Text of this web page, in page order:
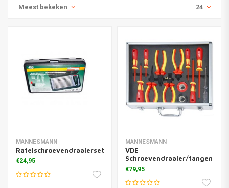
Meest bekeken 24
MANNESMANN
Ratelschroevendraaierset
€24,95
MANNESMANN
VDE
Schroevendraaier/tangenset
€79,95